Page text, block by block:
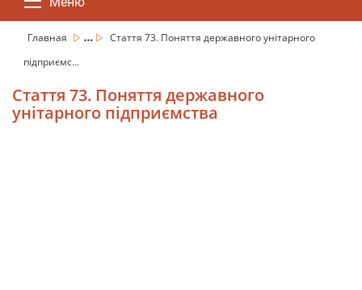
Главная ...
Стаття 73. Поняття державного унітарного
підприємс...
Стаття 73. Поняття державного
унітарного підприємства